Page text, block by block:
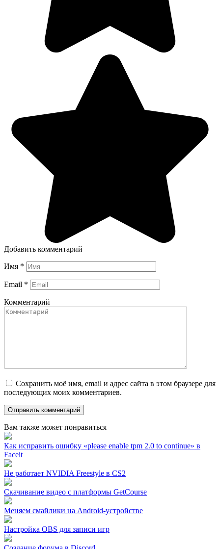
Добавить комментарий
Имя *
Email *
Комментарий
Сохранить моё имя, email и адрес сайта в этом браузере для
последующих моих комментариев.
Вам также может понравиться
Как исправить ошибку «please enable tpm 2.0 to continue» в
Faceit
Не работает NVIDIA Freestyle в CS2
Скачивание видео с платформы GetCourse
Меняем смайлики на Android-устройстве
Настройка OBS для записи игр